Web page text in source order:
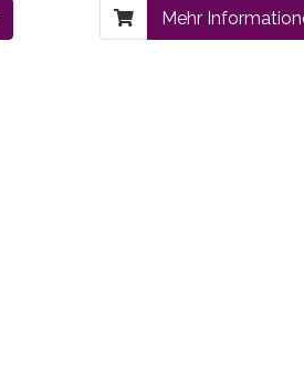
Mehr